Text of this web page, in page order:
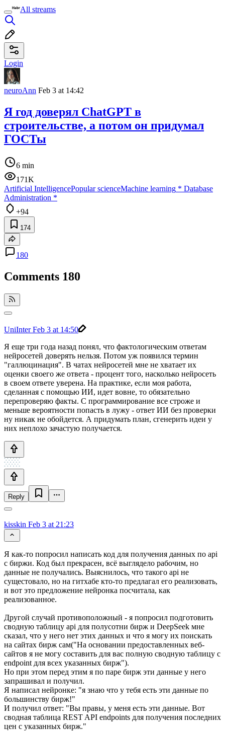
All streams
Login
neuroAnn Feb 3 at 14:42
Я год доверял ChatGPT в
строительстве, а потом он придумал
ГОСТы
6 min
171K
Artificial IntelligencePopular scienceMachine learning * Database
Administration *
+94
174
180
Comments 180
UniInterFeb 3 at 14:50
Я еще три года назад понял, что фактологическим ответам
нейросетей доверять нельзя. Потом уж появился термин
"галлюцинация". В чатах нейросетей мне не хватает их
оценки своего же ответа - процент того, насколько нейросеть
в своем ответе уверена. На практике, если моя работа,
сделанная с помощью ИИ, идет вовне, то обязательно
перепроверяю факты. С программирование все строже и
меньше вероятности попасть в лужу - ответ ИИ без проверки
ну никак не обойдется. А придумать план, сгенерить идеи у
них неплохо зачастую получается.
Reply
kisskin Feb 3 at 21:23
Я как-то попросил написать код для получения данных по api
с биржи. Код был прекрасен, всё выглядело рабочим, но
данные не получались. Выяснилось, что такого api не
сущестовало, но на гитхабе кто-то предлагал его реализовать,
и вот это предложение нейронка посчитала, как
реализованное.
Другой случай противоположный - я попросил подготовить
сводную таблицу api для полусотни бирж и DeepSeek мне
сказал, что у него нет этих данных и что я могу их поискать
на сайтах бирж сам("На основании предоставленных веб-
сайтов я не могу составить для вас полную сводную таблицу с
endpoint для всех указанных бирж").
Но при этом перед этим я по паре бирж эти данные у него
запрашивал и получил.
Я написал нейронке: "я знаю что у тебя есть эти данные по
большинcтву бирж!"
И получил ответ: "Вы правы, у меня есть эти данные. Вот
сводная таблица REST API endpoints для получения последних
цен с указанных бирж."